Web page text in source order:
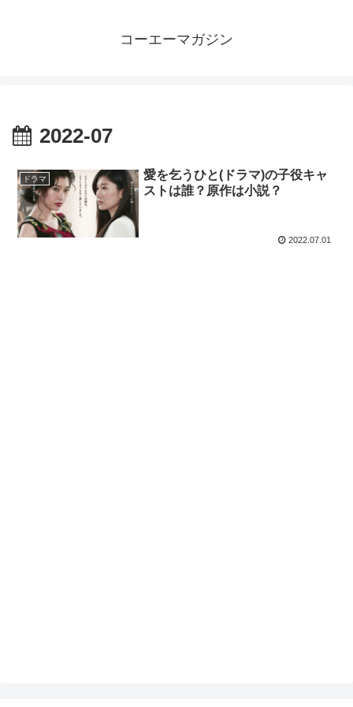
コーエーマガジン
2022-07
ドラマ
愛を乞うひと(ドラマ)の子役キャ
ストは誰？原作は小説？
2022.07.01